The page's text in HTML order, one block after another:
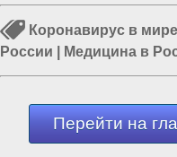
Коронавирус в мире
России
Медицина в
и Евразия|Прививки
Перейти на